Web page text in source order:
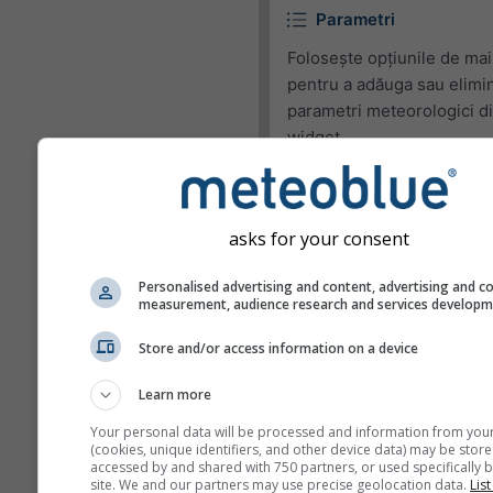
Parametri
Folosește opțiunile de
pentru a adăuga sau
parametri meteorologici
widget.
Pictogramă
Viteza vântului
Rafală de vânt
Umiditate relativă
Precipitații
asks for your consent
Personalised advertising and content, advertising and
measurement, audience research and services
Store and/or access information on a device
Learn more
Your personal data will be processed and information from
(cookies, unique identifiers, and other device data) may be
accessed by and shared with 750 partners, or used specifically
site. We and our partners may use precise geolocation data.